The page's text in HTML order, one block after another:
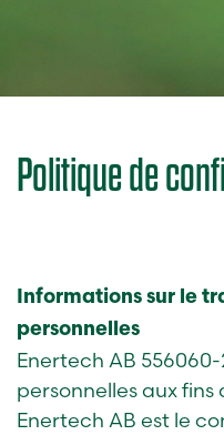
Politique de
Informations sur le
personnelles
Enertech AB
personnelles aux
Enertech AB est le